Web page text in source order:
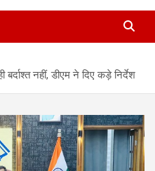
नहीं, डीएम ने दिए कड़े निर्देश